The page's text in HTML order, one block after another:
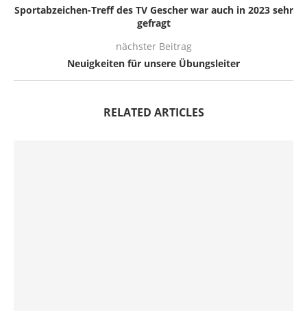
Sportabzeichen-Treff des TV Gescher war auch in 2023 sehr
gefragt
nächster Beitrag
Neuigkeiten für unsere Übungsleiter
RELATED ARTICLES